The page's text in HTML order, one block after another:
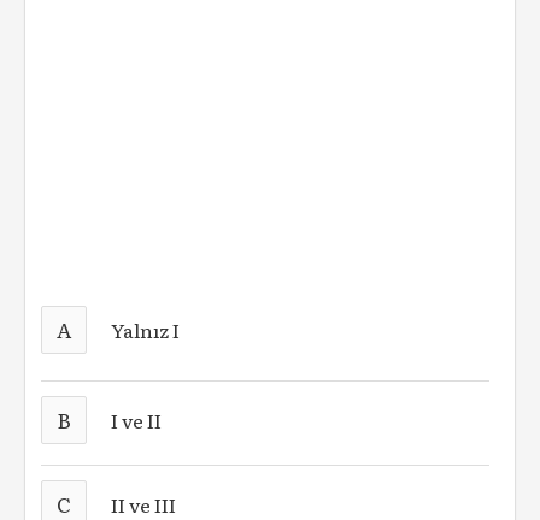
A Yalnız I
B I ve II
C II ve III